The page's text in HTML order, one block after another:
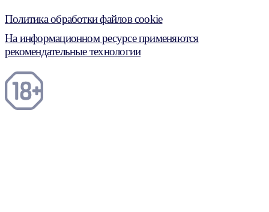
Политика обработки файлов cookie
На информационном ресурсе применяются
рекомендательные технологии